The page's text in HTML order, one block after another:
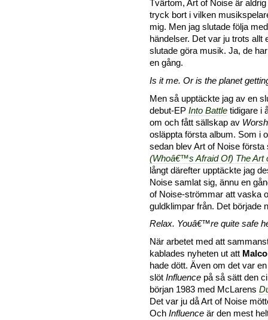
Tvärtom, Art of Noise är
tryck bort i vilken
mig. Men jag slutade följa
händelser. Det var ju trots allt
slutade göra musik. Ja, de
en gång.
Is it me. Or is the planet
Men så upptäckte jag av en
debut-EP Into Battle tidigare i
om och fått sällskap av
osläppta första album. Som i
sedan blev Art of Noise första
(Whoâ€™s Afraid Of) The Art
långt därefter upptäckte jag
Noise samlat sig, ännu en
of Noise-strömmar att vaska
guldklimpar från. Det började
Relax. Youâ€™re quite safe
När arbetet med att
kablades nyheten ut att
hade dött. Även om det var
slöt Influence på så sätt den
början 1983 med McLarens
Det var ju då Art of Noise
Och Influence är den mest